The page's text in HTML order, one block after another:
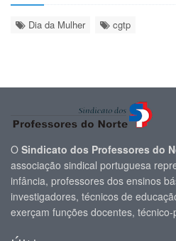
Dia da Mulher cgtp
O Sindicato dos Professores do
associação sindical portuguesa
infância, professores dos ensinos
investigadores, técnicos de
exerçam funções docentes,